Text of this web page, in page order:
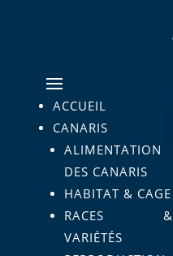
ACCUEIL
CANARIS
ALIMENTATION
DES CANARIS
HABITAT & CAGE
RACES &
VARIÉTÉS